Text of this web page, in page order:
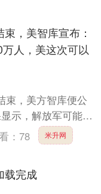
，美智库宣布：
人，美这次可以
束，美方智库便公
示，解放军可能会
设了自己会派军舰
： 78 米升网
载完成